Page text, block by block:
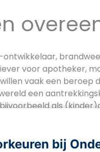
ontwikkelaar,
voor apotheker,
vaak een beroep
een
als
dan is er
beroepen als
bij